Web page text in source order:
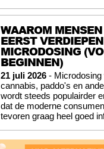
WAAROM
EERST
MICRODOSING
BEGINNEN)
21 juli 2026 -
cannabis, paddo's en
wordt steeds populairder
dat de moderne
tevoren graag heel goed